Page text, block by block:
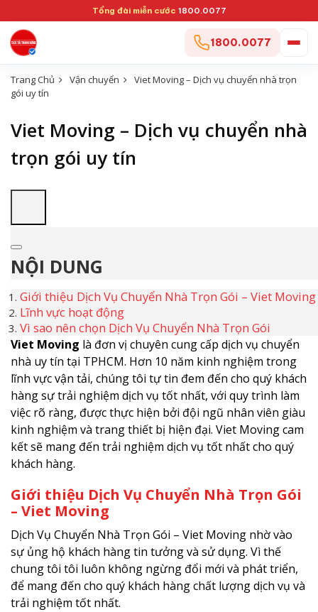
Tổng đài miễn cước 1800.0077
1800.0077
Trang Chủ Vận chuyển
Viet Moving – Dịch vụ chuyển nhà trọn
gói uy tín
Viet Moving – Dịch vụ chuyển nhà
trọn gói uy tín
NỘI DUNG
Giới thiệu Dịch Vụ Chuyển Nhà Trọn Gói – Viet Moving
Lĩnh vực hoạt động
Vì sao nên chọn Dịch Vụ Chuyển Nhà Trọn Gói
Viet Moving là đơn vị chuyên cung cấp dịch vụ chuyển
nhà uy tín tại TPHCM. Hơn 10 năm kinh nghiệm trong
lĩnh vực vận tải, chúng tôi tự tin đem đến cho quý khách
hàng sự trải nghiệm dịch vụ tốt nhất, với quy trình làm
việc rõ ràng, được thực hiện bởi đội ngũ nhân viên giàu
kinh nghiệm và trang thiết bị hiện đại. Viet Moving cam
kết sẽ mang đến trải nghiệm dịch vụ tốt nhất cho quý
khách hàng.
Giới thiệu Dịch Vụ Chuyển Nhà Trọn Gói
– Viet Moving
Dịch Vụ Chuyển Nhà Trọn Gói – Viet Moving nhờ vào
sự ủng hộ khách hàng tin tưởng và sử dụng. Vì thế
chung tôi tôi luôn không ngừng đổi mới và phát triển,
để mang đến cho quý khách hàng chất lượng dịch vụ và
trải nghiệm tốt nhất.